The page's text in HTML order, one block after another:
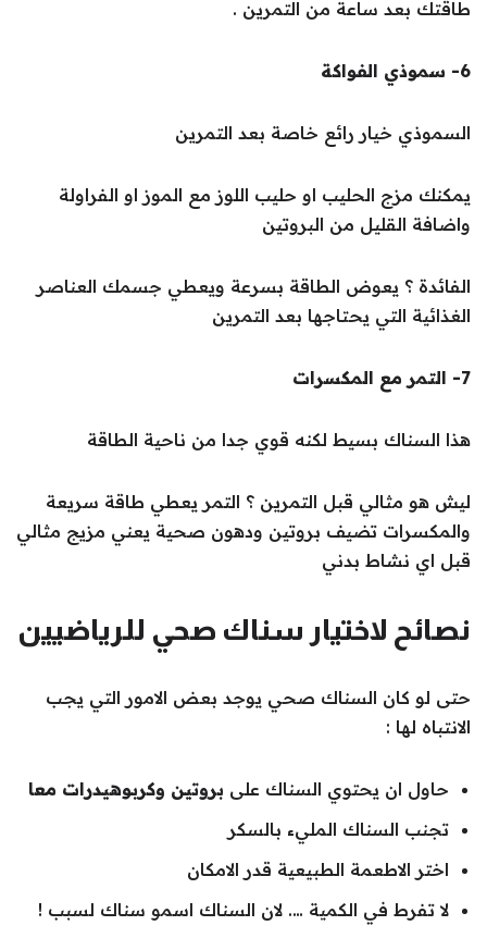
طاقتك بعد ساعة من التمرين .
6- سموذي الفواكة
السموذي خيار رائع خاصة بعد التمرين
يمكنك مزج الحليب او حليب اللوز مع الموز او الفراولة
واضافة القليل من البروتين
الفائدة ؟ يعوض الطاقة بسرعة ويعطي جسمك العناصر
الغذائية التي يحتاجها بعد التمرين
7- التمر مع المكسرات
هذا السناك بسيط لكنه قوي جدا من ناحية الطاقة
ليش هو مثالي قبل التمرين ؟ التمر يعطي طاقة سريعة
والمكسرات تضيف بروتين ودهون صحية يعني مزيج مثالي
قبل اي نشاط بدني
نصائح لاختيار سناك صحي للرياضيين
حتى لو كان السناك صحي يوجد بعض الامور التي يجب
الانتباه لها :
حاول ان يحتوي السناك على بروتين وكربوهيدرات معا
تجنب السناك المليء بالسكر
اختر الاطعمة الطبيعية قدر الامكان
لا تفرط في الكمية …. لان السناك اسمو سناك لسبب !